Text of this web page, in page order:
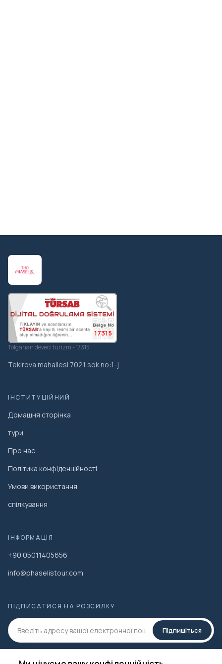
17315
Tolgahan deveci turizm - 17315
Tekirova mahallesi 7021 sok no:1-j
ІНСТИТУЦІЙНИЙ
Домашня сторінка
тури
Про нас
Політика конфіденційності
Умови використання
спілкування
ІНФОРМАЦІЯ
+90 05011405656
info@phaselistour.com
ПІДПИСАТИСЯ НА РОЗСИЛКУ
Підпишіться
СОЦ.МЕДІА